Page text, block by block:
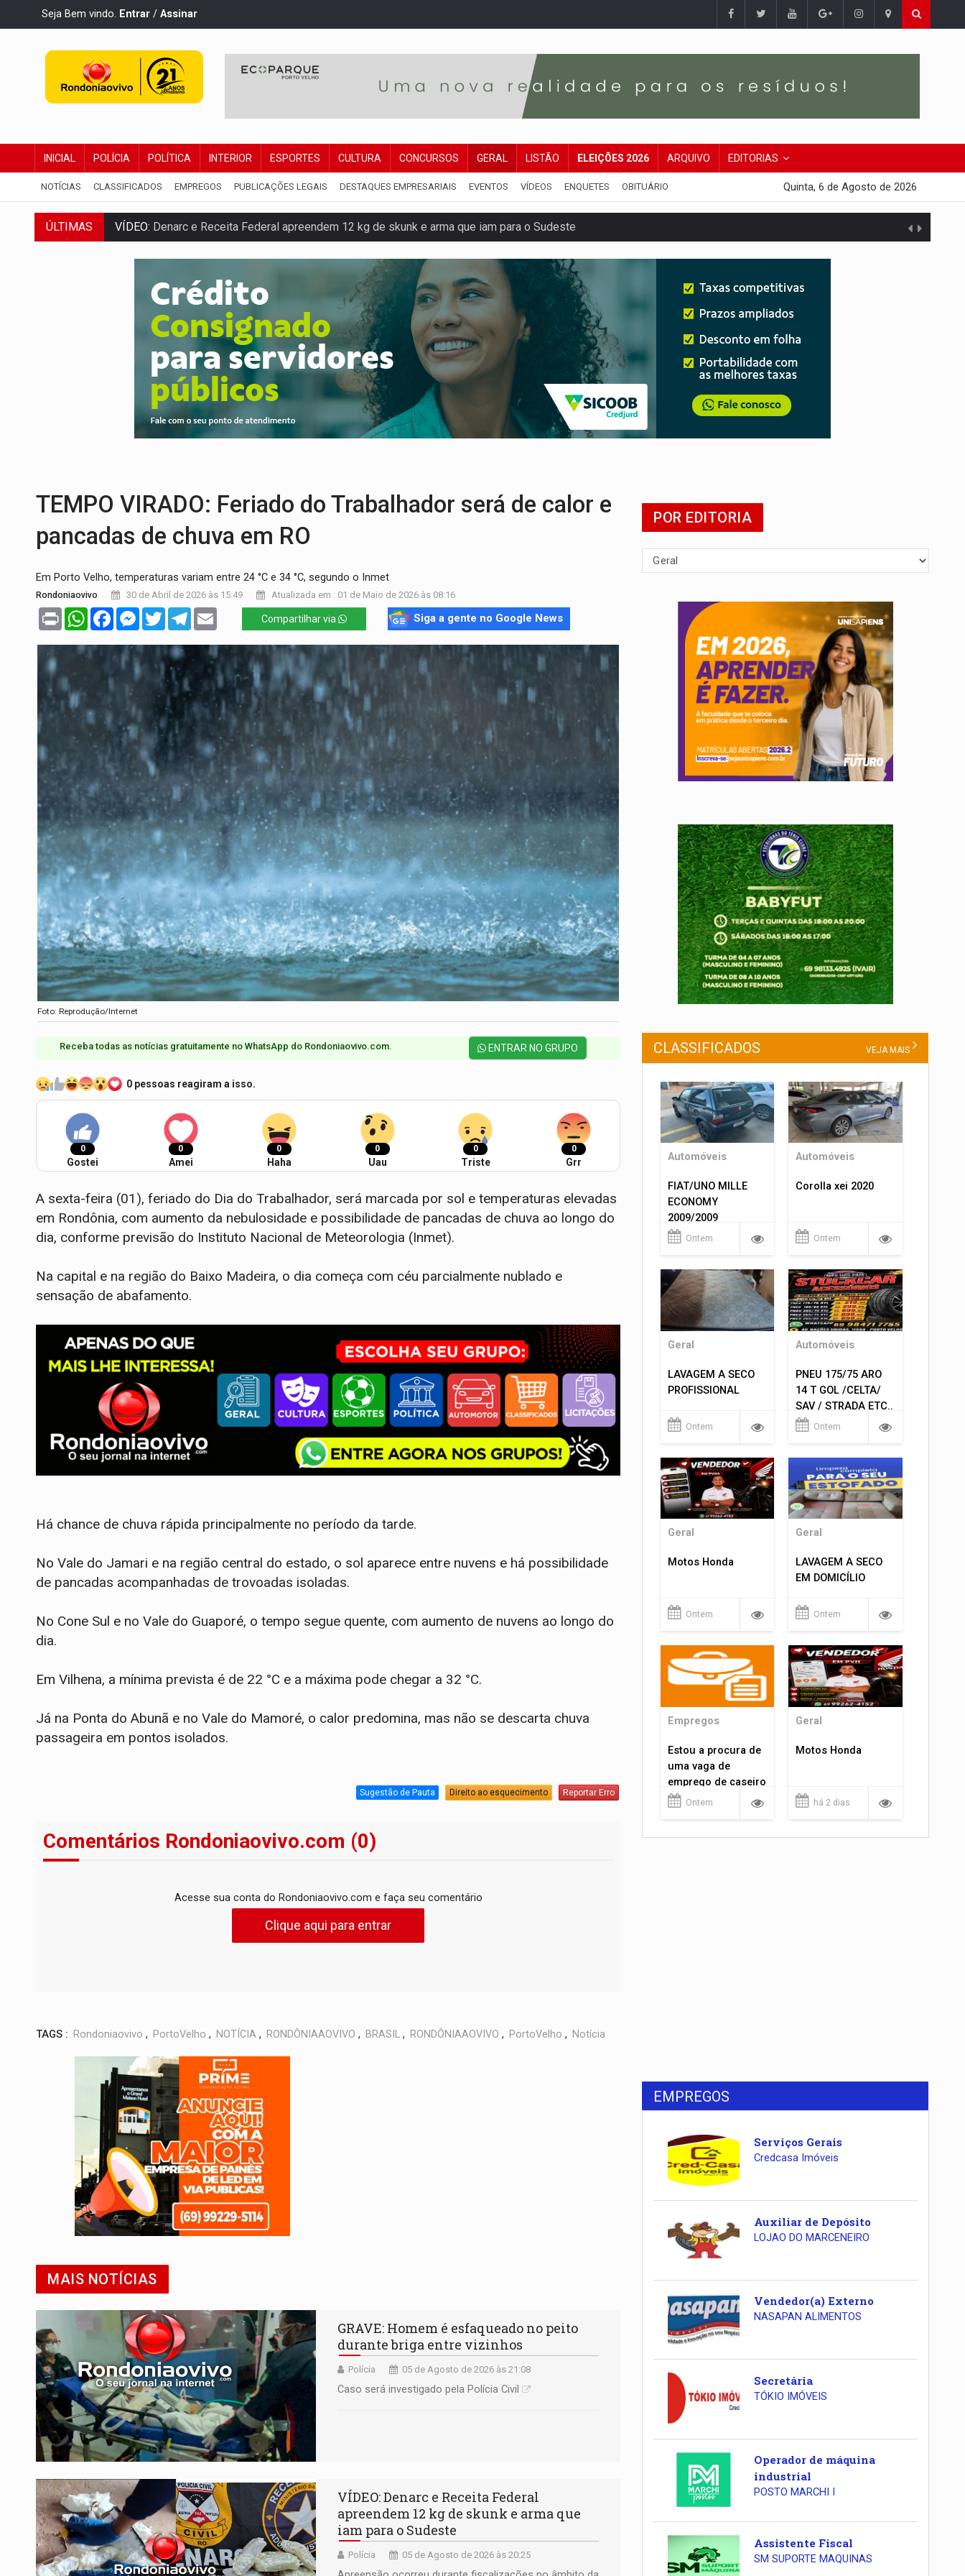
Seja Bem vindo. Entrar / Assinar
INICIAL POLÍCIA POLÍTICA INTERIOR ESPORTES CULTURA CONCURSOS GERAL LISTÃO ELEIÇÕES 2026 ARQUIVO EDITORIAS
NOTÍCIAS CLASSIFICADOS EMPREGOS PUBLICAÇÕES LEGAIS DESTAQUES EMPRESARIAIS EVENTOS VÍDEOS ENQUETES OBITUÁRIO Quinta, 6 de Agosto de 2026
ÚLTIMAS
VÍDEO:Denarc e Receita Federal apreendem 12 kg de skunk e arma que iam para o Sudeste
OPERAÇÃO DA PC:Membros do CV são presos com armas e drogas após crime de tortur@
ENTRADA GRATUITA:Espetáculo As Marias Somos Nós será apresentado na capital
Três são presos após furto de motocicleta em frente de academia
CELEBRAÇÃO: Cerejeiras completa 43 anos de emancipação com programação esportiva
Anvisa desmente boato sobre presença de plástico ou petróleo em ovos
Pitbulls fogem de residência e atacam casal de idosos na zona Leste
AÇÃO CONJUNTA:Forças policiais apreendem cerca de 1kg de ouro em Rondônia
PF ESTÁ APURANDO: Flávio Bolsonaro escolhe Alfredo Gaspar como vice, alvo de denúncia por estupro
TEMPO VIRADO: Feriado do Trabalhador será de calor e
pancadas de chuva em RO
Em Porto Velho, temperaturas variam entre 24 °C e 34 °C, segundo o Inmet
Rondoniaovivo 30 de Abril de 2026 às 15:49 Atualizada em : 01 de Maio de 2026 às 08:16
Print WhatsAppFacebookMessenger
TwitterTelegram Compartilhar via Siga a gente no Google News
Foto: Reprodução/Internet
Receba todas as notícias gratuitamente no WhatsApp do Rondoniaovivo.com.​ ENTRAR NO GRUPO
0 pessoas reagiram a isso.
0
Gostei
0
Amei
0
Haha
0
Uau
0
Triste
0
Grr
A sexta-feira (01), feriado do Dia do Trabalhador, será marcada por sol e temperaturas elevadas
em Rondônia, com aumento da nebulosidade e possibilidade de pancadas de chuva ao longo do
dia, conforme previsão do Instituto Nacional de Meteorologia (Inmet).
Na capital e na região do Baixo Madeira, o dia começa com céu parcialmente nublado e
sensação de abafamento.
Há chance de chuva rápida principalmente no período da tarde.
No Vale do Jamari e na região central do estado, o sol aparece entre nuvens e há possibilidade
de pancadas acompanhadas de trovoadas isoladas.
No Cone Sul e no Vale do Guaporé, o tempo segue quente, com aumento de nuvens ao longo do
dia.
Em Vilhena, a mínima prevista é de 22 °C e a máxima pode chegar a 32 °C.
Já na Ponta do Abunã e no Vale do Mamoré, o calor predomina, mas não se descarta chuva
passageira em pontos isolados.
Sugestão de Pauta Direito ao esquecimento Reportar Erro
Comentários Rondoniaovivo.com (0)
Acesse sua conta do Rondoniaovivo.com e faça seu comentário
Clique aqui para entrar
TAGS : Rondoniaovivo , PortoVelho , NOTÍCIA , RONDÔNIAAOVIVO , BRASIL , RONDÔNIAAOVIVO , PortoVelho , Notícia
MAIS NOTÍCIAS
GRAVE: Homem é esfaqueado no peito
durante briga entre vizinhos
Polícia 05 de Agosto de 2026 às 21:08
Caso será investigado pela Polícia Civil
VÍDEO: Denarc e Receita Federal
apreendem 12 kg de skunk e arma que
iam para o Sudeste
Polícia 05 de Agosto de 2026 às 20:25
POR EDITORIA
CLASSIFICADOS VEJA MAIS
Automóveis
FIAT/UNO MILLE
ECONOMY
2009/2009
Ontem
Automóveis
Corolla xei 2020
Ontem
Geral
LAVAGEM A SECO
PROFISSIONAL
Ontem
Automóveis
PNEU 175/75 ARO
14 T GOL /CELTA/
SAV / STRADA ETC..
R$ 219,99
Ontem
Geral
Motos Honda
Ontem
Geral
LAVAGEM A SECO
EM DOMICÍLIO
Ontem
Empregos
Estou a procura de
uma vaga de
emprego de caseiro
em porto velho
Ontem
Geral
Motos Honda
há 2 dias
EMPREGOS
Serviços Gerais
Credcasa Imóveis
Auxiliar de Depósito
LOJAO DO MARCENEIRO
Vendedor(a) Externo
NASAPAN ALIMENTOS
Secretária
TÓKIO IMÓVEIS
Operador de máquina
industrial
POSTO MARCHI I
Assistente Fiscal
SM SUPORTE MAQUINAS